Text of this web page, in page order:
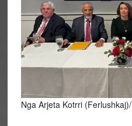
Nga Arjeta Kotrri (Ferlushkaj)/